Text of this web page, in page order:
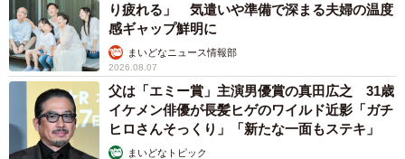
り疲れる」 気遣いや準備で深まる夫婦の温度
感ギャップ鮮明に
まいどなニュース情報部
2026.08.07
父は「エミー賞」主演男優賞の真田広之 31歳
イケメン俳優が長髪ヒゲのワイルド近影「ガチ
ヒロさんそっくり」「新たな一面もステキ」
まいどなトピック